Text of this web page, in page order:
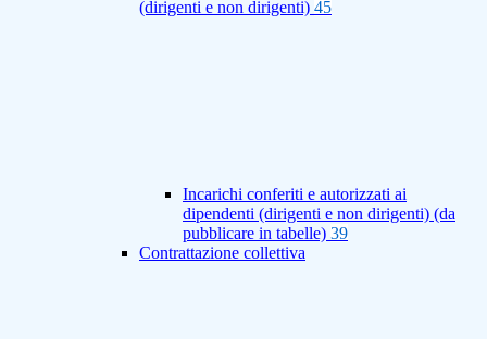
(dirigenti e non dirigenti) 45
Incarichi conferiti e autorizzati ai
dipendenti (dirigenti e non dirigenti) (da
pubblicare in tabelle) 39
Contrattazione collettiva